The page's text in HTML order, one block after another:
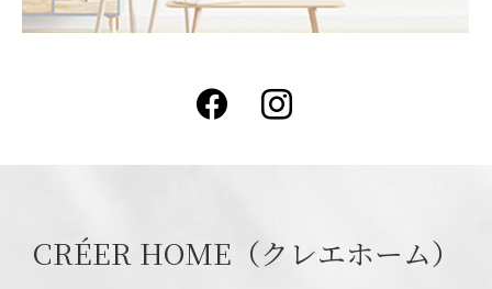
Facebook
CRÉER HOME（クレエホーム）